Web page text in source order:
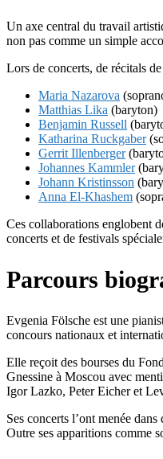
Un axe central du travail
non pas comme un simple
Lors de concerts, de récitals
Maria Nazarova
Matthias Lika (baryton)
Benjamin Russell
Katharina Ruckgaber
Gerrit Illenberger
Johannes Kammler
Johann Kristinsson
Anna El-Khashem
Ces collaborations englobent
concerts et de festivals
Parcours
Evgenia Fölsche est une
concours nationaux et
Elle reçoit des bourses du
Gnessine à Moscou avec
Igor Lazko, Peter Eicher et
Ses concerts l’ont menée
Outre ses apparitions comme